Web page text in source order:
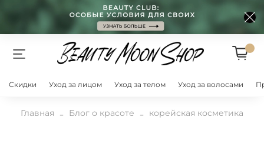
Скидки Уход за лицом Уход за телом Уход за волосами
Главная Блог о красоте корейская косметика